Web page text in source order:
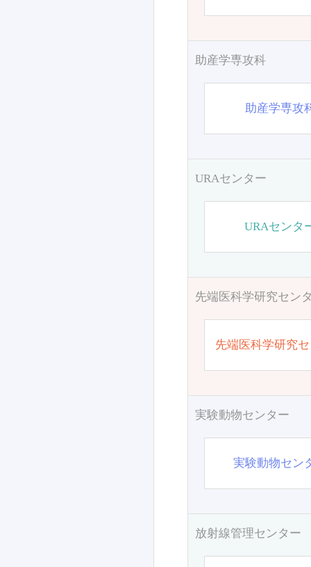
助産学専攻科
助産学専攻
URAセンター
URAセンタ
先端医科学研究セン
先端医科学研究
実験動物センター
実験動物セン
放射線管理センター